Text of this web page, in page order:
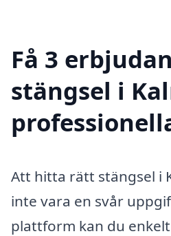
Få 3
stängsel i
Att hitta rätt stängsel i
inte vara en svår
plattform kan du